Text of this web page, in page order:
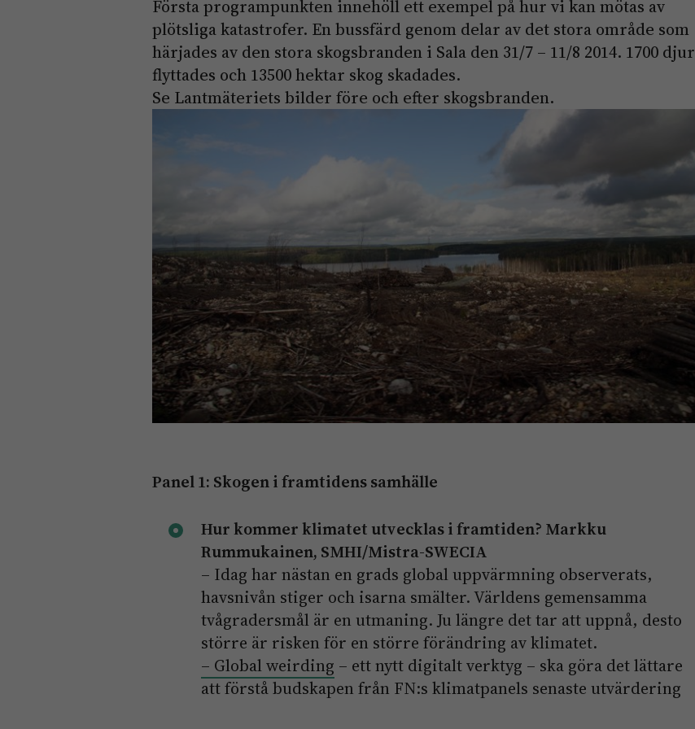
Första programpunkten innehöll ett exempel på hur vi kan mötas av
plötsliga katastrofer. En bussfärd genom delar av det stora område som
härjades av den stora skogsbranden i Sala den 31/7 – 11/8 2014. 1700 djur
flyttades och 13500 hektar skog skadades.
Se Lantmäteriets bilder före och efter skogsbranden.
Panel 1: Skogen i framtidens samhälle
Hur kommer klimatet utvecklas i framtiden? Markku
Rummukainen, SMHI/Mistra-­SWECIA
– Idag har nästan en grads global uppvärmning observerats,
havsnivån stiger och isarna smälter. Världens gemensamma
tvågradersmål är en utmaning. Ju längre det tar att uppnå, desto
större är risken för en större förändring av klimatet.
– Global weirding – ett nytt digitalt verktyg – ska göra det lättare
att förstå budskapen från FN:s klimatpanels senaste utvärdering